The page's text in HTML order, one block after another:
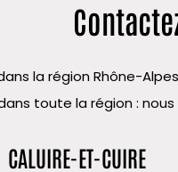
la région Rhône-
toute la région :
CALUIRE-ET-CUIRE